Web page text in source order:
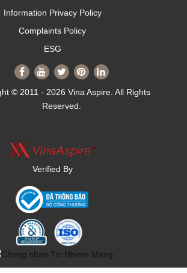
Information Privacy Policy
Complaints Policy
ESG
© 2011 - 2026 Vina Aspire. All Rights
Reserved.
Verified By